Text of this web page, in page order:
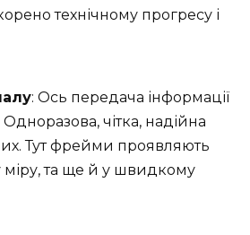
технічному прогресу і
: Ось передача інформації
чітка, надійна
Тут фрейми проявляють
міру, та ще й у швидкому